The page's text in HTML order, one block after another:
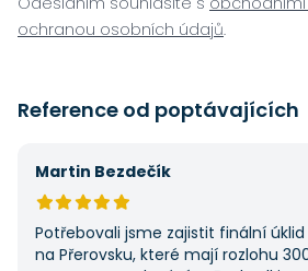
ochranou osobních údajů.
Reference od poptávajících
Martin Bezdečík
Potřebovali jsme zajistit finální
na Přerovsku, které mají rozlohu